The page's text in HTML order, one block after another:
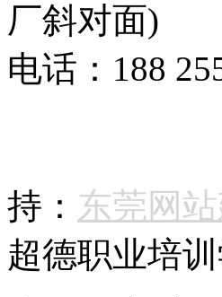
厂斜对面)
电话：188
持： 东莞网
超德职业培